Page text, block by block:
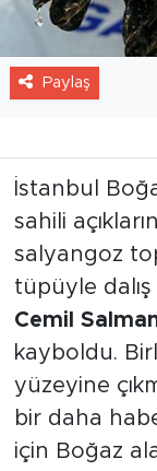
Paylaş
İstanbul
sahili
salyangoz
tüpüyle
Cemil
kayboldu.
yüzeyine
bir daha
için Boğaz